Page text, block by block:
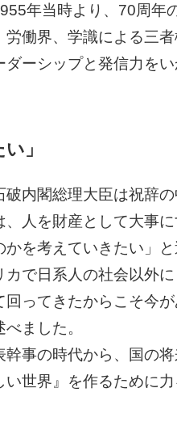
年当時より、70周
働界、学識による三
ーシップと発信力を
」
内閣総理大臣は祝辞
人を財産として大事
を考えていきたい」と
で日系人の社会以外
ってきたからこそ今
ました。
事の時代から、国の
世界』を作るために